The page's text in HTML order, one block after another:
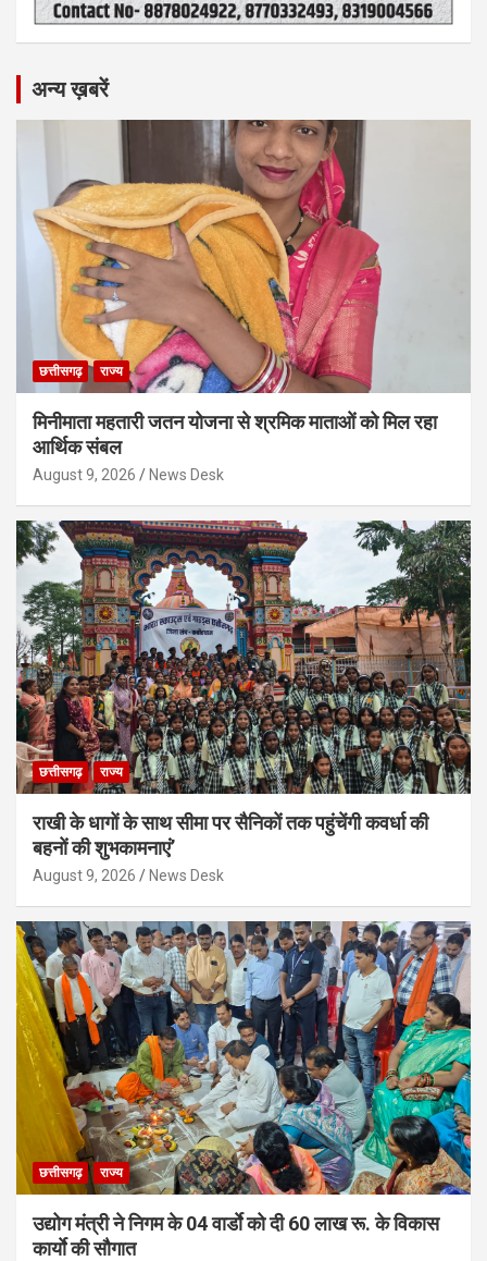
अन्य ख़बरें
छत्तीसगढ़ राज्य
मिनीमाता महतारी जतन योजना से श्रमिक माताओं को मिल रहा
आर्थिक संबल
August 9, 2026 News Desk
छत्तीसगढ़ राज्य
राखी के धागों के साथ सीमा पर सैनिकों तक पहुंचेंगी कवर्धा की
बहनों की शुभकामनाएं’
August 9, 2026 News Desk
छत्तीसगढ़ राज्य
उद्योग मंत्री ने निगम के 04 वार्डाे को दी 60 लाख रू. के विकास
कार्याे की सौगात